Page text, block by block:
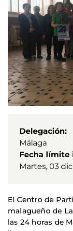
Delegación
Málaga
Fecha límite
Martes, 03
El Centro de
malagueño de
las 24 horas de